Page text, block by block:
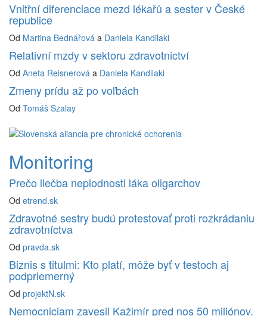
Vnitřní diferenciace mezd lékařů a sester v České
republice
Od Martina Bednářová a Daniela Kandilaki
Relativní mzdy v sektoru zdravotnictví
Od Aneta Reisnerová a Daniela Kandilaki
Zmeny prídu až po voľbách
Od Tomáš Szalay
Monitoring
Prečo liečba neplodnosti láka oligarchov
Od etrend.sk
Zdravotné sestry budú protestovať proti rozkrádaniu
zdravotníctva
Od pravda.sk
Biznis s titulmi: Kto platí, môže byť v testoch aj
podpriemerný
Od projektN.sk
Nemocniciam zavesil Kažimír pred nos 50 miliónov.